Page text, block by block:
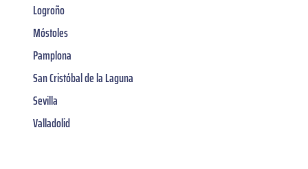
Logroño
Móstoles
Pamplona
San Cristóbal de la Laguna
Sevilla
Valladolid